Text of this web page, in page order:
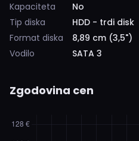
Kapaciteta
No
Tip diska
HDD - trdi disk
Format diska
8,89 cm (3,5")
Vodilo
SATA 3
Zgodovina cen